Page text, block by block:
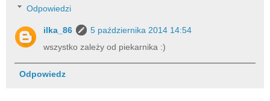
Odpowiedzi
ilka_86
5 października 2014 14:54
wszystko zależy od piekarnika :)
Odpowiedz